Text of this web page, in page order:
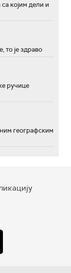
којим дели и
то је здраво
ручице
географским